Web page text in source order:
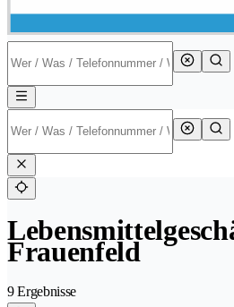
Frauenfeld
9 Ergebnisse